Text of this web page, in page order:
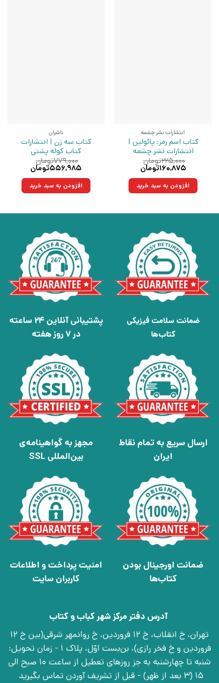
انتشارات نشر چشمه
کتاب اسم رمز: پائولین |
انتشارات نشر چشمه
۲۲۵,۰۰۰تومان
قیمت
۲۲۵,۰۰۰تومان
بود.
۱۶۰,۸۷۵تومان
۱۶۰,۸۷۵تومان.افزودن به سبد خرید
ناشران
کتاب سه زن | انتشارات
کتاب کوله پشتی
۷۷۹,۰۰۰تومان
قیمت
۷۷۹,۰۰۰تومان
بود.
۵۵۶,۹۸۵تومان
۵۵۶,۹۸۵تومان. افزودن به سبد خرید
ضمانت سلامت فیزیکی
کتاب‌ها
پشتیبانی آنلاین 24 ساعته
در 7 روز هفته
ارسال سریع به تمام نقاط
ایران
مجهز به گواهینامه‌ی
بین‌المللی SSL
ضمانت اورجینال بودن
کتاب‌ها
امنیت پرداخت و اطلاعات
کاربران سایت
آدرس دفتر مرکز شهر کباب و کتاب
تهران، خ انقلاب، خ 12 فروردین، خ روانمهر شرقی(بین خ 12
فروردین و خ فخر رازی)، بن‌بست اوّل، پلاک 1 - زمان تحویل:
شنبه تا چهارشنبه به جز روزهای تعطیل از ساعت 10 صبح الی
15 (3 بعد از ظهر) - قبل از تشریف آوردن تماس بگیرید